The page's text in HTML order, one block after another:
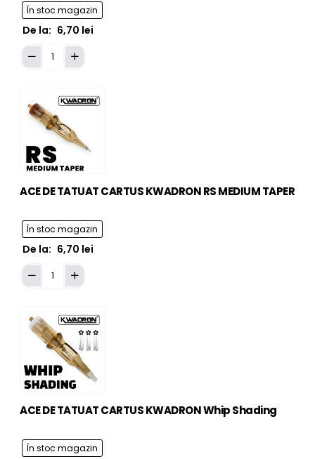
În stoc magazin
De la: 6,70 lei
ACE
CARTUS
KWADRON
MEDIUM
TAPER
ACE DE TATUAT CARTUS KWADRON RS MEDIUM TAPER
În stoc magazin
De la: 6,70 lei
ACE
CARTUS
KWADRON
MEDIUM
TAPER
ACE DE TATUAT CARTUS KWADRON Whip Shading
În stoc magazin